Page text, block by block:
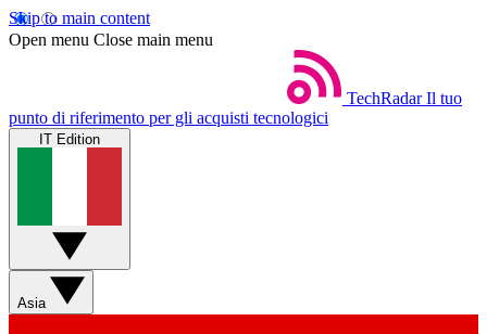
Skip to main content
Open menu Close main menu
TechRadar Il tuo
punto di riferimento per gli acquisti tecnologici
IT Edition
Asia